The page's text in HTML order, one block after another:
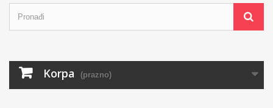
Korpa (prazno)